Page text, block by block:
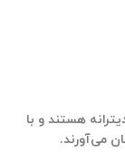
هستند و با
می‌آورند.